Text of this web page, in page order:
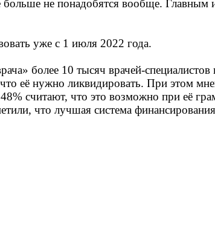
не понадобятся вообще.
уже с 1 июля 2022 года.
более 10 тысяч врачей-
нужно ликвидировать. При этом
считают, что это возможно при её
что лучшая система